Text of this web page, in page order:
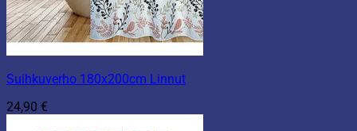
Suihkuverho 180x200cm Linnut
24,90 €